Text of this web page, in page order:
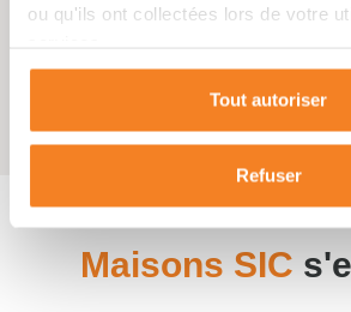
ou qu'ils ont collectées lors de votre
Tout autoriser
Refuser
Non
Maisons SIC